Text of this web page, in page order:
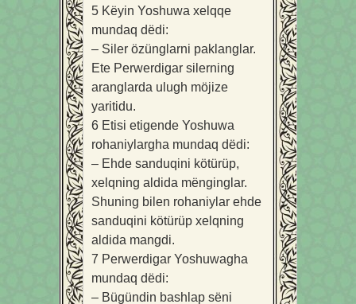
5 Këyin Yoshuwa xelqqe
mundaq dëdi:
– Siler özünglarni paklanglar.
Ete Perwerdigar silerning
aranglarda ulugh möjize
yaritidu.
6 Etisi etigende Yoshuwa
rohaniylargha mundaq dëdi:
– Ehde sanduqini kötürüp,
xelqning aldida mënginglar.
Shuning bilen rohaniylar ehde
sanduqini kötürüp xelqning
aldida mangdi.
7 Perwerdigar Yoshuwagha
mundaq dëdi:
– Bügündin bashlap sëni